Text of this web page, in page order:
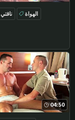
ناقتي
الهواة
04:50